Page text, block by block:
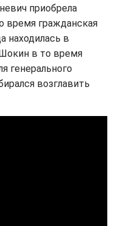
приобрела
время гражданская
находилась в
в то время
генерального
возглавить